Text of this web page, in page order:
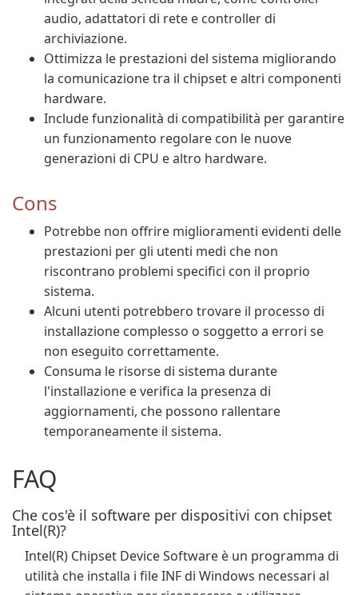
audio, adattatori di rete e controller di
archiviazione.
Ottimizza le prestazioni del sistema migliorando
la comunicazione tra il chipset e altri componenti
hardware.
Include funzionalità di compatibilità per garantire
un funzionamento regolare con le nuove
generazioni di CPU e altro hardware.
Cons
Potrebbe non offrire miglioramenti evidenti delle
prestazioni per gli utenti medi che non
riscontrano problemi specifici con il proprio
sistema.
Alcuni utenti potrebbero trovare il processo di
installazione complesso o soggetto a errori se
non eseguito correttamente.
Consuma le risorse di sistema durante
l'installazione e verifica la presenza di
aggiornamenti, che possono rallentare
temporaneamente il sistema.
FAQ
Che cos'è il software per dispositivi con chipset
Intel(R)?
Intel(R) Chipset Device Software è un programma di
utilità che installa i file INF di Windows necessari al